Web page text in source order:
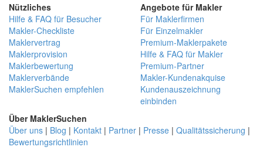
Nützliches
Hilfe & FAQ für Besucher
Makler-Checkliste
Maklervertrag
Maklerprovision
Maklerbewertung
Maklerverbände
MaklerSuchen empfehlen
Angebote für Makler
Für Maklerfirmen
Für Einzelmakler
Premium-Maklerpakete
Hilfe & FAQ für Makler
Premium-Partner
Makler-Kundenakquise
Kundenauszeichnung
einbinden
Über MaklerSuchen
Über uns | Blog | Kontakt | Partner | Presse | Qualitätssicherung |
Bewertungsrichtlinien